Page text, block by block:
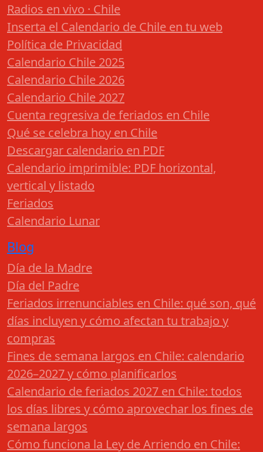
Radios en vivo · Chile
Inserta el Calendario de Chile en tu web
Política de Privacidad
Calendario Chile 2025
Calendario Chile 2026
Calendario Chile 2027
Cuenta regresiva de feriados en Chile
Qué se celebra hoy en Chile
Descargar calendario en PDF
Calendario imprimible: PDF horizontal,
vertical y listado
Feriados
Calendario Lunar
Blog
Día de la Madre
Día del Padre
Feriados irrenunciables en Chile: qué son, qué
días incluyen y cómo afectan tu trabajo y
compras
Fines de semana largos en Chile: calendario
2026–2027 y cómo planificarlos
Calendario de feriados 2027 en Chile: todos
los días libres y cómo aprovechar los fines de
semana largos
Cómo funciona la Ley de Arriendo en Chile: